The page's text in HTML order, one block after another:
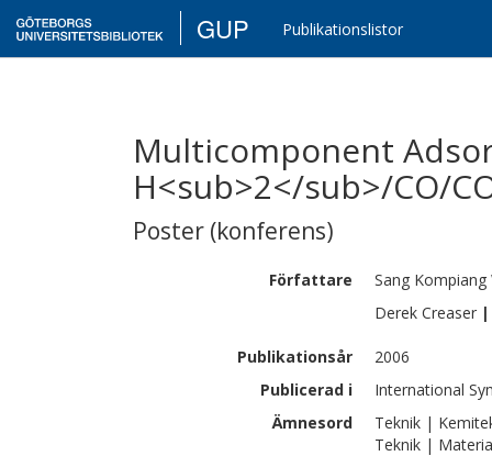
GUP Publikationslistor
Multicomponent
H<sub>2</sub>/CO/
Poster (konferens)
Författare Sang Kompiang
Derek Creaser |
Publikationsår
2006
Publicerad i
International
Ämnesord
Teknik |
Teknik |